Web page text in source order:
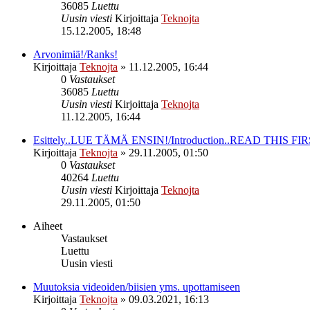
36085 Luettu
Uusin viesti Kirjoittaja Teknojta
15.12.2005, 18:48
Arvonimiä!/Ranks!
Kirjoittaja Teknojta » 11.12.2005, 16:44
0 Vastaukset
36085 Luettu
Uusin viesti Kirjoittaja Teknojta
11.12.2005, 16:44
Esittely..LUE TÄMÄ ENSIN!/Introduction..READ THIS
Kirjoittaja Teknojta » 29.11.2005, 01:50
0 Vastaukset
40264 Luettu
Uusin viesti Kirjoittaja Teknojta
29.11.2005, 01:50
Aiheet
Vastaukset
Luettu
Uusin viesti
Muutoksia videoiden/biisien yms. upottamiseen
Kirjoittaja Teknojta » 09.03.2021, 16:13